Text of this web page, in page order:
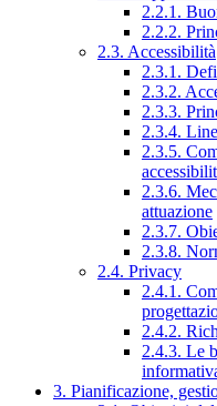
2.2.1.
2.2.2.
2.3. Accessibilità
2.3.1.
2.3.2.
2.3.3.
2.3.4.
2.3.5.
2.3.6.
attuazione
2.3.7.
2.3.8.
2.4. Privacy
2.4.1.
2.4.2.
2.4.3. Le
3. Pianificazione,